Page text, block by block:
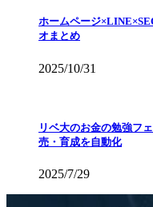
ホームページ
オまとめ
2025/10/31
リベ大のお金の勉強フ
売・育成を自動化
2025/7/29